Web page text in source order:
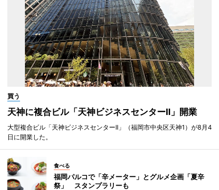
買う
天神に複合ビル「天神ビジネスセンターII」開業
大型複合ビル「天神ビジネスセンターII」（福岡市中央区天神1）が8月4
日に開業した。
食べる
福岡パルコで「辛メーター」とグルメ企画「夏辛
祭」 スタンプラリーも